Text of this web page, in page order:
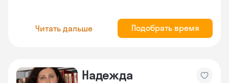
Читать дальше Подобрать время
Надежда